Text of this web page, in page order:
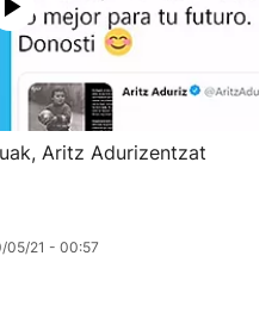
Aritz Adurizentzat
05/21 - 00:57